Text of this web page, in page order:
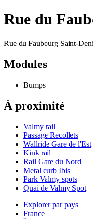
Rue du
Rue du Faubourg Saint-
Modules
Bumps
À proximité
Valmy rail
Passage Recollets
Wallride Gare de l'Est
Kink rail
Rail Gare du Nord
Metal curb Ibis
Park Valmy spots
Quai de Valmy Spot
Explorer par pays
France